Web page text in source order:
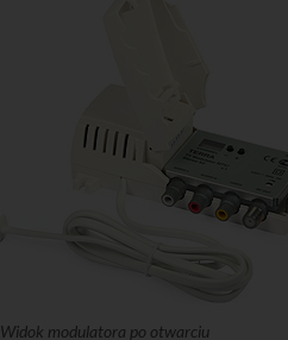
Widok modulatora po otwarciu